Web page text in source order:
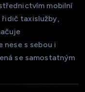
mobilní
taxislužby,
nese s sebou i
se samostatným